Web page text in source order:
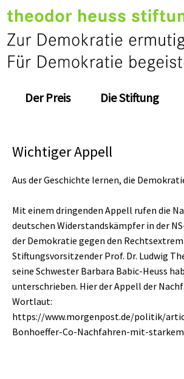
Der Preis Die Stiftung
Wichtiger Appell
Aus der Geschichte lernen, die
Mit einem dringenden Appell rufen die
deutschen Widerstandskämpfer in der
der Demokratie gegen den
Stiftungsvorsitzender Prof. Dr. Ludwig
seine Schwester Barbara Babic-Heuss
unterschrieben. Hier der Appell der
Wortlaut:
https://www.morgenpost.de/politik/
Bonhoeffer-Co-Nachfahren-mit-